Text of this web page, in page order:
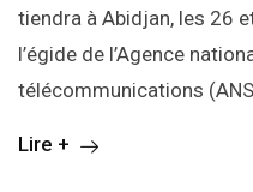
tiendra à Abidjan, les 26
l’égide de l’Agence
télécommunications
Lire +